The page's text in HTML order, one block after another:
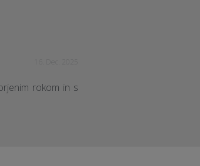
rokom in s